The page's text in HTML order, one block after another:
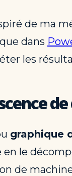
de ma
dans
les
graphique
le
de